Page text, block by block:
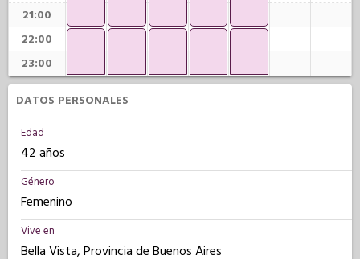
21:00
22:00
23:00
DATOS PERSONALES
Edad
42 años
Género
Femenino
Vive en
Bella Vista, Provincia de Buenos Aires